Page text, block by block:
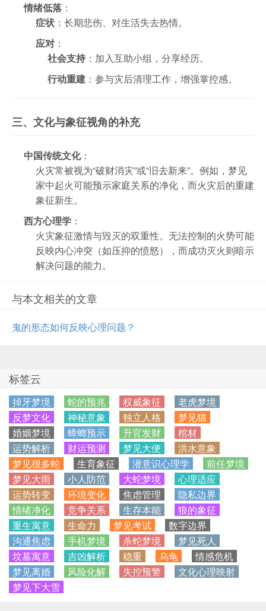
情绪低落 ：
症状 ：长期悲伤、对生活失去热情。
应对 ：
社会支持 ：加入互助小组，分享经历。
行动重建 ：参与灾后清理工作，增强掌控感。
三、文化与象征视角的补充
中国传统文化：
火灾常被视为“破财消灾”或“旧去新来”。例如，梦见
家中起火可能预示家庭关系的净化，而火灾后的重建
象征新生。
西方心理学 ：
火灾象征激情与毁灭的双重性。无法控制的火势可能
反映内心冲突（如压抑的愤怒），而成功灭火则暗示
解决问题的能力。
与本文相关的文章
鬼的形态如何反映心理问题？
标签云
掉牙梦境 蛇的预兆 权威象征
老虎梦境
反梦文化
神秘意象 独立人格
梦见猫
婚姻梦境
蟑螂预示 升官发财
棺材
运势解析
财运预测 梦见大便
洪水意象
梦见很多蛇
生育象征 潜意识心理学
前任梦境
梦见大雨
小人防范 大蛇梦境
心理适应
运势转变
环境变化 焦虑管理
隐私边界
情绪净化
竞争关系 生存本能
狼的象征
重生寓意
生命力 梦见考试
数字边界
沟通焦虑
手机梦境 杀蛇梦境
梦见死人
坟墓寓意
吉凶解析 稳重 乌龟
情感危机
梦见离婚
风险化解 失控预警
文化心理映射
梦见下大雪